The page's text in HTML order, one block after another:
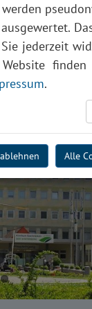
jederzeit
.
Alle